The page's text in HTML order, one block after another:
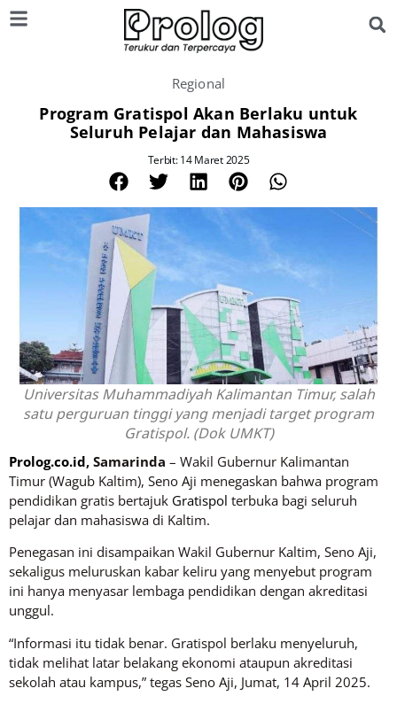
Regional
Program Gratispol Akan Berlaku untuk
Seluruh Pelajar dan Mahasiswa
Terbit: 14 Maret 2025
Universitas Muhammadiyah Kalimantan Timur, salah
satu perguruan tinggi yang menjadi target program
Gratispol. (Dok UMKT)
Prolog.co.id, Samarinda – Wakil Gubernur Kalimantan
Timur (Wagub Kaltim), Seno Aji menegaskan bahwa program
pendidikan gratis bertajuk Gratispol terbuka bagi seluruh
pelajar dan mahasiswa di Kaltim.
Penegasan ini disampaikan Wakil Gubernur Kaltim, Seno Aji,
sekaligus meluruskan kabar keliru yang menyebut program
ini hanya menyasar lembaga pendidikan dengan akreditasi
unggul.
“Informasi itu tidak benar. Gratispol berlaku menyeluruh,
tidak melihat latar belakang ekonomi ataupun akreditasi
sekolah atau kampus,” tegas Seno Aji, Jumat, 14 April 2025.